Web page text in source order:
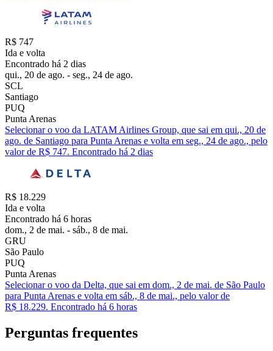
R$ 747
Ida e volta
Encontrado há 2 dias
qui., 20 de ago. - seg., 24 de ago.
SCL
Santiago
PUQ
Punta Arenas
Selecionar o voo da LATAM Airlines Group, que sai em qui., 20 de
ago. de Santiago para Punta Arenas e volta em seg., 24 de ago., pelo
valor de R$ 747. Encontrado há 2 dias
R$ 18.229
Ida e volta
Encontrado há 6 horas
dom., 2 de mai. - sáb., 8 de mai.
GRU
São Paulo
PUQ
Punta Arenas
Selecionar o voo da Delta, que sai em dom., 2 de mai. de São Paulo
para Punta Arenas e volta em sáb., 8 de mai., pelo valor de
R$ 18.229. Encontrado há 6 horas
Perguntas frequentes